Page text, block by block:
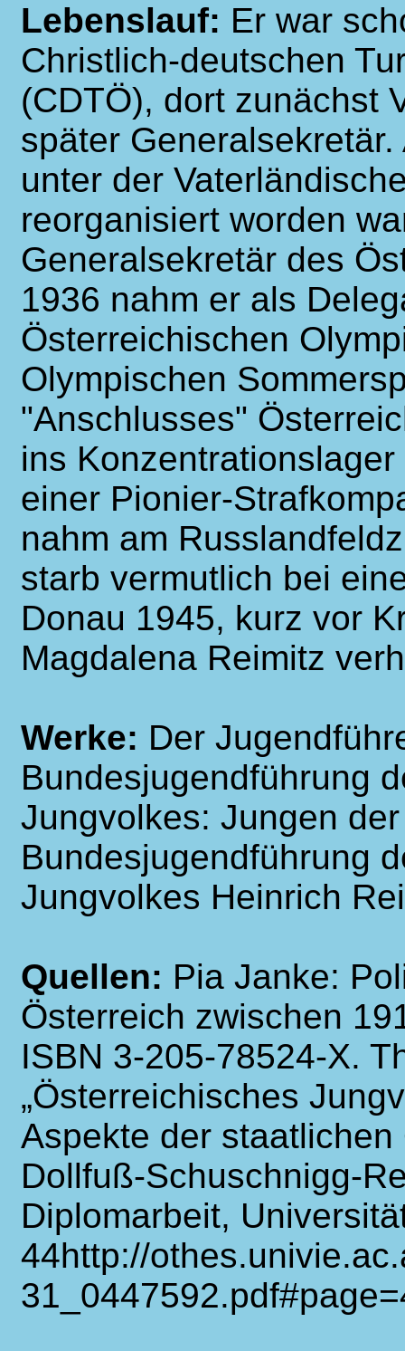
Lebenslauf: Er war
Christlich-deutschen
(CDTÖ), dort zunächst
später
unter der
reorganisiert worden
Generalsekretär des
1936 nahm er als
Österreichischen
Olympischen
"Anschlusses"
ins
einer Pionier-
nahm am
starb vermutlich bei
Donau 1945, kurz vor
Magdalena Reimitz
Werke: Der
Bundesjugendführung
Jungvolkes: Jungen
Bundesjugendführung
Jungvolkes Heinrich
Quellen: Pia Janke:
Österreich zwischen
ISBN 3-205-78524-X.
„Österreichisches
Aspekte der
Dollfuß-Schuschnigg-
Diplomarbeit,
44http://